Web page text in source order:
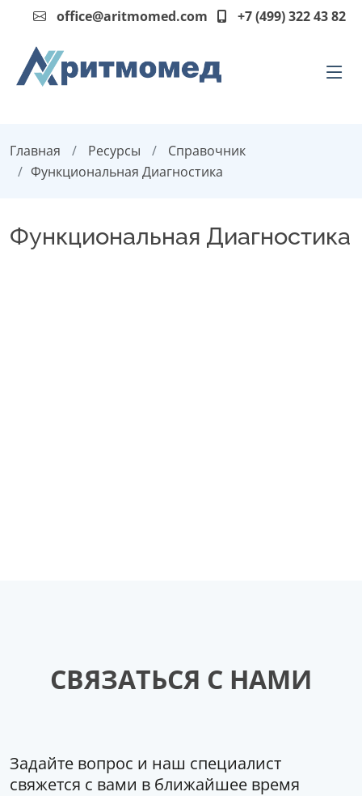
office@aritmomed.com +7 (499) 322 43 82
Главная Ресурсы
Справочник
Функциональная Диагностика
Функциональная Диагностика
СВЯЗАТЬСЯ С НАМИ
Задайте вопрос и наш специалист
свяжется с вами в ближайшее время